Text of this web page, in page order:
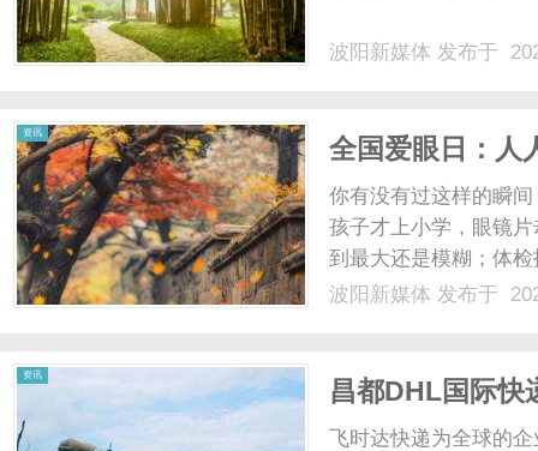
波阳新媒体 发布于
资讯
全国爱眼日：人
你有没有过这样的瞬
孩子才上小学，眼镜
到最大还是模糊；体
看世界的窗口，但它
波阳新媒体 发布于
资讯
昌都DHL国际快
飞时达快递为全球的